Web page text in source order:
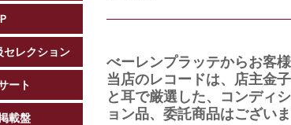
べーレンプラッテからお客
当店のレコードは、店主金
と耳で厳選した、コンディ
ョン品、委託商品はござい
セレクション
ート
載盤